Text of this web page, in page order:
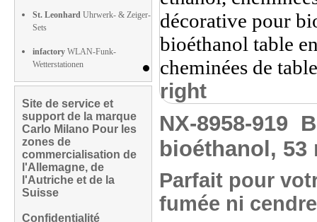
St. Leonhard Uhrwerk- & Zeiger-
Sets
infactory WLAN-Funk-
Wetterstationen
Site de service et
support de la marque
Carlo Milano Pour les
zones de
commercialisation de
l'Allemagne, de
l'Autriche et de la
Suisse
Confidentialité
right
NX-8958-919
bioéthanol,
Parfait pour
fumée ni cendre